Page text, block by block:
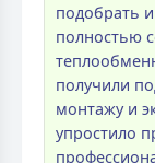
подобрать
полностью
получили
монтажу и
упростило